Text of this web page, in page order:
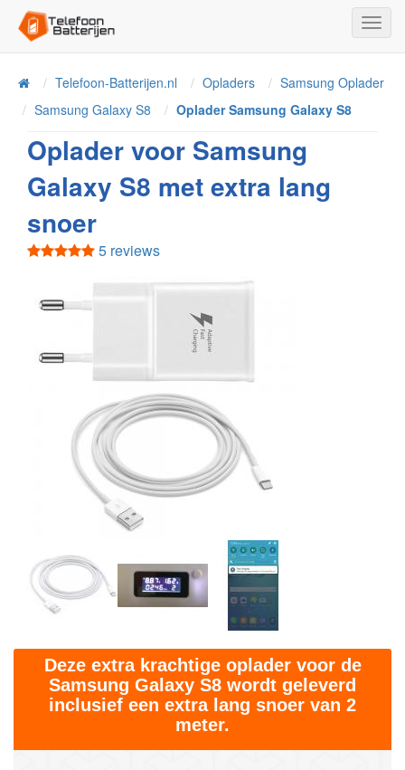
HomeTelefoon-Batterijen.nl Opladers
Samsung Oplader
Samsung Galaxy S8
Oplader Samsung Galaxy S8
Oplader voor Samsung
Galaxy S8 met extra lang
snoer
5 reviews
Deze extra krachtige oplader voor de
Samsung Galaxy S8 wordt geleverd
inclusief een extra lang snoer van 2
meter.